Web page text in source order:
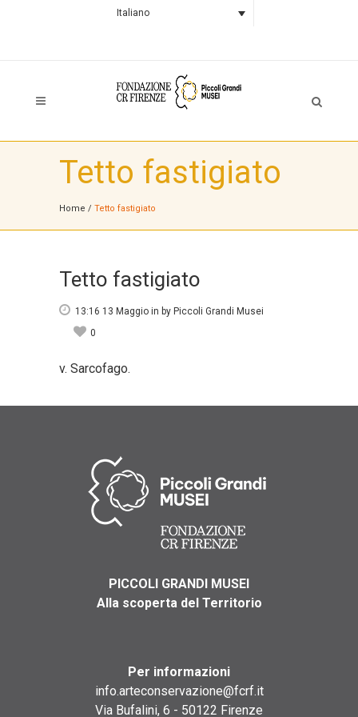
Italiano
Tetto fastigiato
Home / Tetto fastigiato
Tetto fastigiato
13:16 13 Maggio in by Piccoli Grandi Musei
0
v. Sarcofago.
PICCOLI GRANDI MUSEI
Alla scoperta del Territorio
Per informazioni
info.arteconservazione@fcrf.it
Via Bufalini, 6 - 50122 Firenze